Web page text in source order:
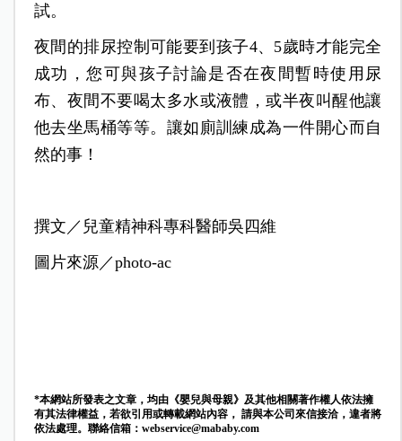
試。
夜間的排尿控制可能要到孩子4、5歲時才能完全
成功，您可與孩子討論是否在夜間暫時使用尿
布、夜間不要喝太多水或液體，或半夜叫醒他讓
他去坐馬桶等等。讓如廁訓練成為一件開心而自
然的事！
撰文／兒童精神科專科醫師吳四維
圖片來源／photo-ac
*本網站所發表之文章，均由《嬰兒與母親》及其他相關著作權人依法擁
有其法律權益，若欲引用或轉載網站內容， 請與本公司來信接洽，違者將
依法處理。聯絡信箱： webservice@mababy.com